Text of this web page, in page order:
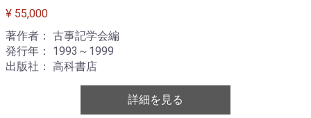
¥ 55,000
著作者： 古事記学会編
発行年： 1993～1999
出版社： 高科書店
詳細を見る